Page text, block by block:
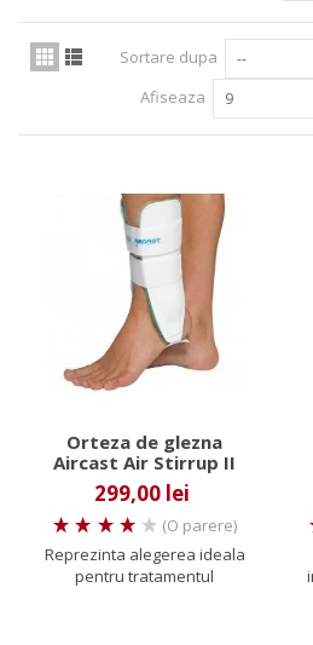
Sortare dupa --
Afiseaza 9
Orteza de glezna
Aircast Air Stirrup II
299,00 lei
(O parere)
Reprezinta alegerea ideala
pentru tratamentul